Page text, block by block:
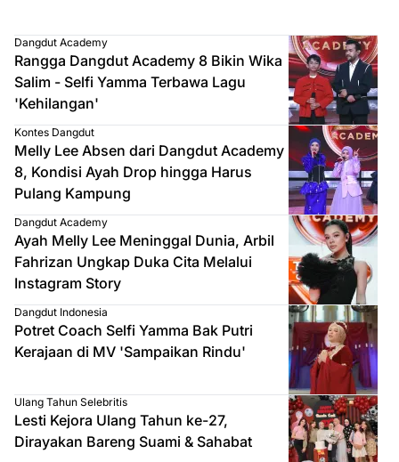
Dangdut Academy
Rangga Dangdut Academy 8 Bikin Wika
Salim - Selfi Yamma Terbawa Lagu
'Kehilangan'
Kontes Dangdut
Melly Lee Absen dari Dangdut Academy
8, Kondisi Ayah Drop hingga Harus
Pulang Kampung
Dangdut Academy
Ayah Melly Lee Meninggal Dunia, Arbil
Fahrizan Ungkap Duka Cita Melalui
Instagram Story
Dangdut Indonesia
Potret Coach Selfi Yamma Bak Putri
Kerajaan di MV 'Sampaikan Rindu'
Ulang Tahun Selebritis
Lesti Kejora Ulang Tahun ke-27,
Dirayakan Bareng Suami & Sahabat